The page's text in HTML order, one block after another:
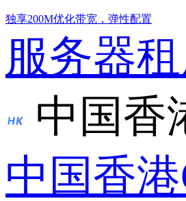
独享200M优化带宽，弹性配置
服务器租
中国香
中国香